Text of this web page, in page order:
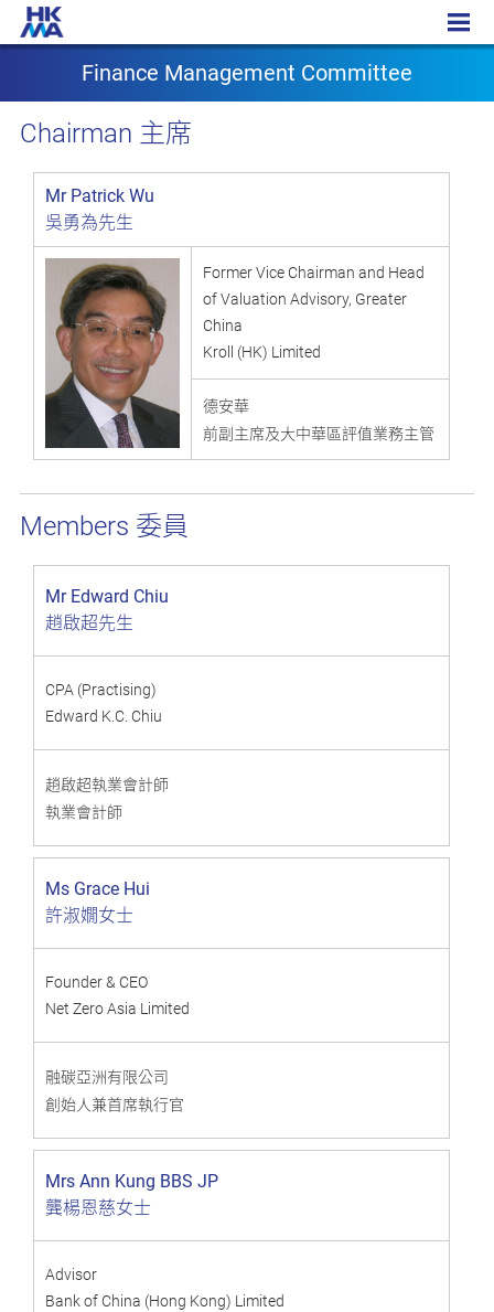
Finance Management Committee
Finance Management Committee
Chairman 主席
Mr Patrick Wu
吳勇為先生
Former Vice Chairman and Head
of Valuation Advisory, Greater
China
Kroll (HK) Limited
德安華
前副主席及大中華區評值業務主管
Members 委員
Mr Edward Chiu
趙啟超先生
CPA (Practising)
Edward K.C. Chiu
趙啟超執業會計師
執業會計師
Ms Grace Hui
許淑嫺女士
Founder & CEO
Net Zero Asia Limited
融碳亞洲有限公司
創始人兼首席執行官
Mrs Ann Kung BBS JP
龔楊恩慈女士
Advisor
Bank of China (Hong Kong) Limited